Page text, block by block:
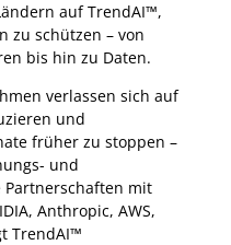
auf TrendAI™,
zu schützen – von
bis hin zu Daten.
verlassen sich auf
und
früher zu stoppen –
und
Partnerschaften mit
Anthropic, AWS,
TrendAI™